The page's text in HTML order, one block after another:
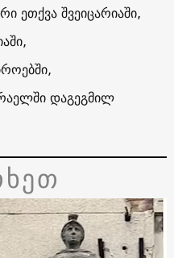
ეთქვა შვეიცარიაში,
დაგეგმილ